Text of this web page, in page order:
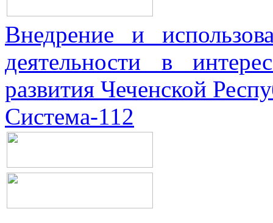
Внедрение и
деятельности в
развития Чеченской
Система-112